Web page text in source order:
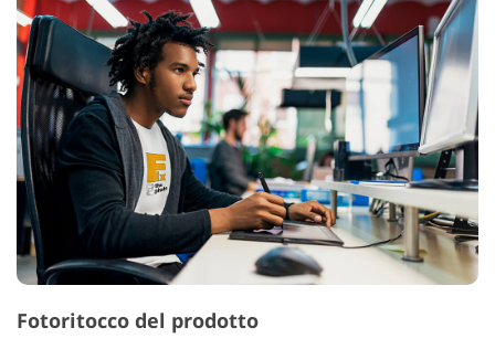
Fotoritocco del prodotto